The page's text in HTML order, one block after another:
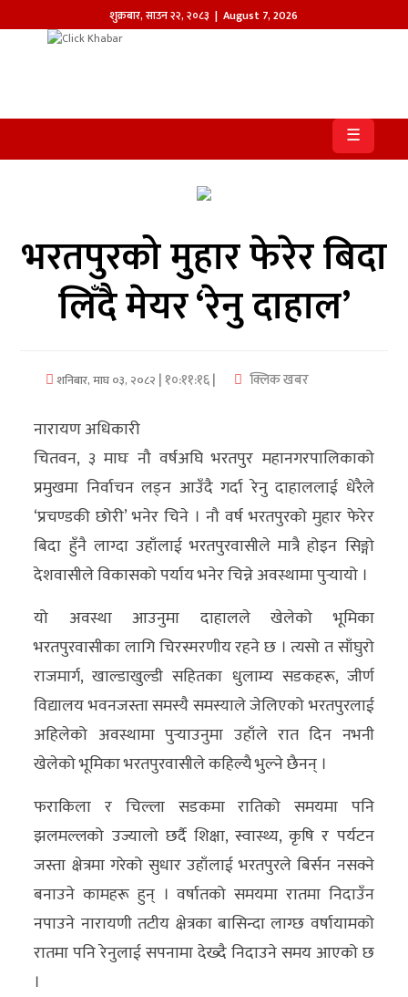
शुक्रबार,साउन२२,२०८३ | August 7, 2026
खबर
समाज
आजको
पत्रिका
सम्पादकीय
अर्थ/
वाणिज्य
मनाेरञ्जन
विज्ञान
अन्तरर्वार्ता
विचार/
ब्लग
खेलकुद
अन्य
क्लिक
खबर
विशेष
राशिफल
☰
भरतपुरको मुहार फेरेर बिदा
लिँदै मेयर ‘रेनु दाहाल’
शनिबार, माघ ०३, २०८२ | १०:११:१६ | क्लिक खबर
नारायण अधिकारी
चितवन, ३ माघः नौ वर्षअघि भरतपुर महानगरपालिकाको
प्रमुखमा निर्वाचन लड्न आउँदै गर्दा रेनु दाहाललाई धेरैले
‘प्रचण्डकी छोरी’ भनेर चिने । नौ वर्ष भरतपुरको मुहार फेरेर
बिदा हुँनै लाग्दा उहाँलाई भरतपुरवासीले मात्रै होइन सिङ्गो
देशवासीले विकासको पर्याय भनेर चिन्ने अवस्थामा पुर्‍यायो ।
यो अवस्था आउनुमा दाहालले खेलेको भूमिका
भरतपुरवासीका लागि चिरस्मरणीय रहने छ । त्यसो त साँघुरो
राजमार्ग, खाल्डाखुल्डी सहितका धुलाम्य सडकहरू, जीर्ण
विद्यालय भवनजस्ता समस्यै समस्याले जेलिएको भरतपुरलाई
अहिलेको अवस्थामा पुर्‍याउनुमा उहाँले रात दिन नभनी
खेलेको भूमिका भरतपुरवासीले कहिल्यै भुल्ने छैनन् ।
फराकिला र चिल्ला सडकमा रातिको समयमा पनि
झलमल्लको उज्यालो छर्दै शिक्षा, स्वास्थ्य, कृषि र पर्यटन
जस्ता क्षेत्रमा गरेको सुधार उहाँलाई भरतपुरले बिर्सन नसक्ने
बनाउने कामहरू हुन् । वर्षातको समयमा रातमा निदाउँन
नपाउने नारायणी तटीय क्षेत्रका बासिन्दा लाग्छ वर्षायामको
रातमा पनि रेनुलाई सपनामा देख्दै निदाउने समय आएको छ
।